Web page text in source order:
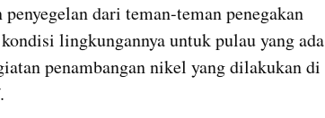
dari teman-teman penegakan
lingkungannya untuk pulau yang ada
penambangan nikel yang dilakukan di